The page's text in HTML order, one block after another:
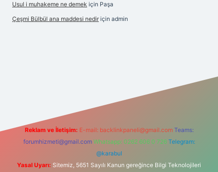
Usul i muhakeme ne demek için Paşa
Çeşmi Bülbül ana maddesi nedir için admin
Reklam ve İletişim: E-mail: backlinkpaneli@gmail.com Teams:
forumhizmeti@gmail.com Whatsapp: 0262 606 0 726 Telegram:
@karabul
Yasal Uyarı: Sitemiz, 5651 Sayılı Kanun gereğince Bilgi Teknolojileri